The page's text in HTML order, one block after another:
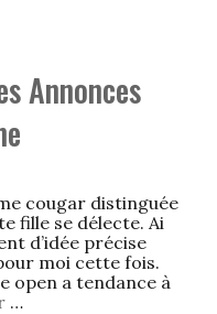
Annonces
cougar distinguée
fille se délecte. Ai
d’idée précise
moi cette fois.
open a tendance à
…